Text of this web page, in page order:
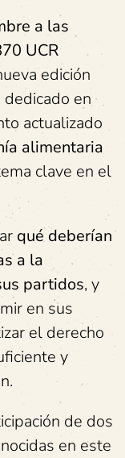
a las
UCR
edición
dedicado en
actualizado
alimentaria
clave en el
qué deberían
a la
partidos, y
en sus
el derecho
y
de dos
en este